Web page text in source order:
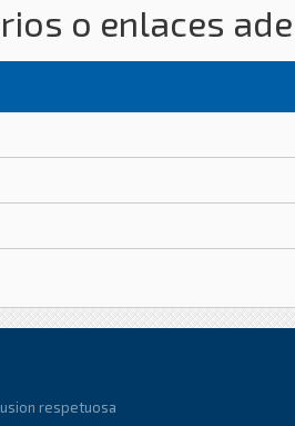
o enlaces
respetuosa